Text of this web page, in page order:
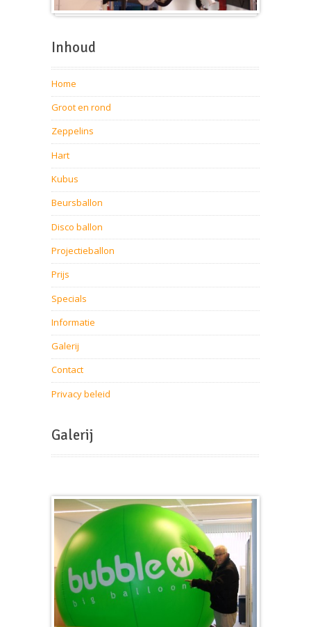
Inhoud
Home
Groot en rond
Zeppelins
Hart
Kubus
Beursballon
Disco ballon
Projectieballon
Prijs
Specials
Informatie
Galerij
Contact
Privacy beleid
Galerij